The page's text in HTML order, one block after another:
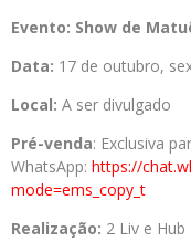
Evento: Show de
Data: 17 de outubro,
Local: A ser divulgado
Pré-venda: Exclusiva
WhatsApp: https://
mode=ems_copy_t
Realização: 2 Liv e Hub